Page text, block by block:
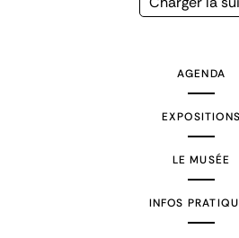
AGENDA
EXPOSITIONS
LE MUSÉE
INFOS